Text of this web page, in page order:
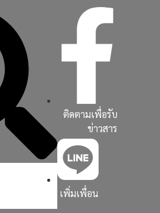
ติดตามเพื่อรับ
ข่าวสาร
เพิ่มเพื่อน